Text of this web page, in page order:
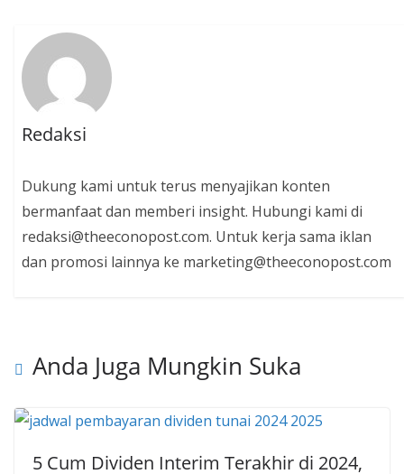
Redaksi
Dukung kami untuk terus menyajikan konten
bermanfaat dan memberi insight. Hubungi kami di
redaksi@theeconopost.com. Untuk kerja sama iklan
dan promosi lainnya ke marketing@theeconopost.com
Anda Juga Mungkin Suka
5 Cum Dividen Interim Terakhir di 2024,